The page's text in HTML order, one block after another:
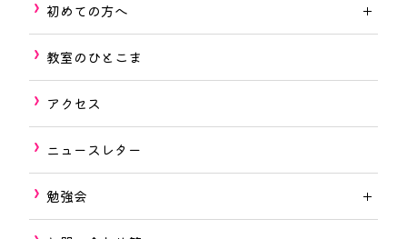
初めての方へ
教室のひとこま
アクセス
ニュースレター
勉強会